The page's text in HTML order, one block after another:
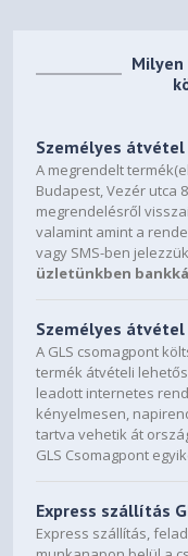
Személyes
A megrendelt
Budapest, Vezér utca
megrendelésről
valamint amint a
vagy SMS-ben
üzletünkben
Személyes átvétel
A GLS csomagpont
termék átvételi
leadott internetes
kényelmesen,
tartva vehetik át
GLS Csomagpont
Express szállítás
Express szállítás,